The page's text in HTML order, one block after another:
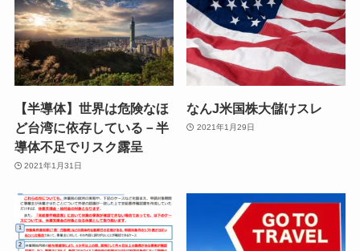
【半導体】世界は危険なほ
ど台湾に依存している－半
導体不足でリスク露呈
2021年1月31日
なんJ米国株大儲けスレ
2021年1月29日